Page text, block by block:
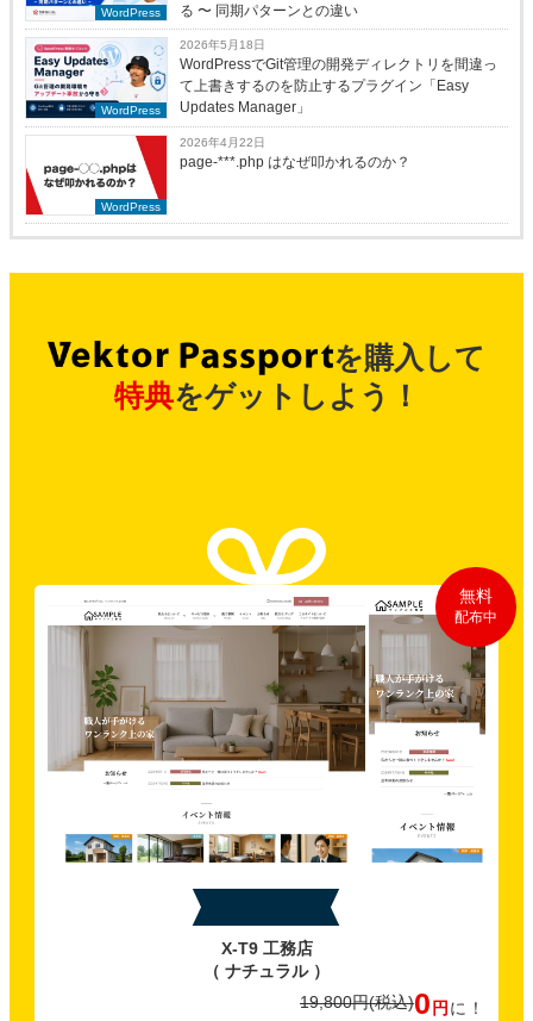
WordPress る 〜 同期パターンとの違い
WordPress
2026年5月18日
WordPressでGit管理の開発ディレクトリを間違っ
て上書きするのを防止するプラグイン「Easy
Updates Manager」
WordPress
2026年4月22日
page-***.php はなぜ叩かれるのか？
を購入して
特典をゲットしよう！
無料
配布中
X-T9 工務店
（ ナチュラル ）
19,800円(税込)0 円 に！